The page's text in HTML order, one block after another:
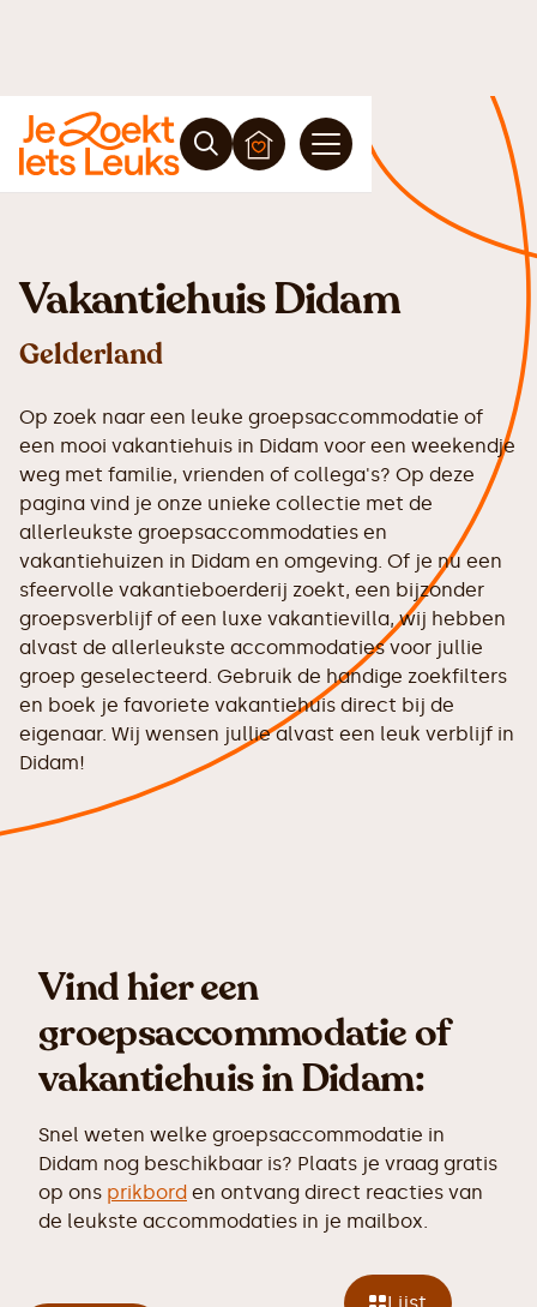
Vakantiehuis Didam
Gelderland
Op zoek naar een leuke groepsaccommodatie of
een mooi vakantiehuis in Didam voor een weekendje
weg met familie, vrienden of collega's? Op deze
pagina vind je onze unieke collectie met de
allerleukste groepsaccommodaties en
vakantiehuizen in Didam en omgeving. Of je nu een
sfeervolle vakantieboerderij zoekt, een bijzonder
groepsverblijf of een luxe vakantievilla, wij hebben
alvast de allerleukste accommodaties voor jullie
groep geselecteerd. Gebruik de handige zoekfilters
en boek je favoriete vakantiehuis direct bij de
eigenaar. Wij wensen jullie alvast een leuk verblijf in
Didam!
Vind hier een
groepsaccommodatie of
vakantiehuis in Didam:
Snel weten welke groepsaccommodatie in
Didam nog beschikbaar is? Plaats je vraag gratis
op ons prikbord en ontvang direct reacties van
de leukste accommodaties in je mailbox.